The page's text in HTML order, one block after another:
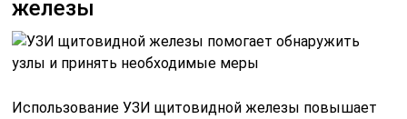
железы
Использование УЗИ щитовидной железы повышает